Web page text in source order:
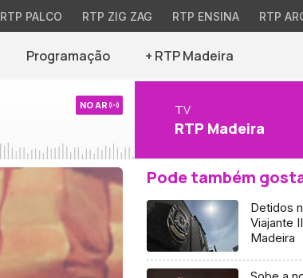
RTP PALCO RTP ZIG ZAG RTP ENSINA RTP
Programação + RTP Madeira
NO AR TV
RTP Madeira
Pode também
Detidos
Viajante
Madeira